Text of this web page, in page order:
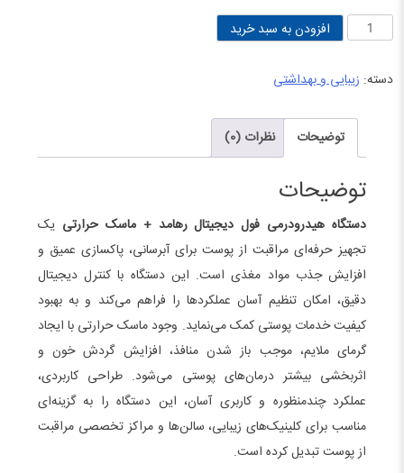
اصلی
22.000.000 تومان
فعلی
دستگاه
فول
ماسک
حرارتی
افزودن به سبد خرید
دسته: زیبایی و بهداشتی
توضیحات نظرات (0)
توضیحات
دستگاه هیدرودرمی فول دیجیتال رهامد + ماسک حرارتی یک
تجهیز حرفه‌ای مراقبت از پوست برای آبرسانی، پاکسازی عمیق و
افزایش جذب مواد مغذی است. این دستگاه با کنترل دیجیتال
دقیق، امکان تنظیم آسان عملکردها را فراهم می‌کند و به بهبود
کیفیت خدمات پوستی کمک می‌نماید. وجود ماسک حرارتی با ایجاد
گرمای ملایم، موجب باز شدن منافذ، افزایش گردش خون و
اثربخشی بیشتر درمان‌های پوستی می‌شود. طراحی کاربردی،
عملکرد چندمنظوره و کاربری آسان، این دستگاه را به گزینه‌ای
مناسب برای کلینیک‌های زیبایی، سالن‌ها و مراکز تخصصی مراقبت
از پوست تبدیل کرده است.